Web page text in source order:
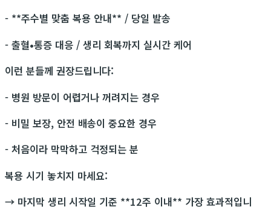
- **주수별 맞춤 복용 안내** / 당일 발송
- 출혈•통증 대응 / 생리 회복까지 실시간 케어
이런 분들께 권장드립니다:
- 병원 방문이 어렵거나 꺼려지는 경우
- 비밀 보장, 안전 배송이 중요한 경우
- 처음이라 막막하고 걱정되는 분
복용 시기 놓치지 마세요:
→ 마지막 생리 시작일 기준 **12주 이내** 가장 효과적입니